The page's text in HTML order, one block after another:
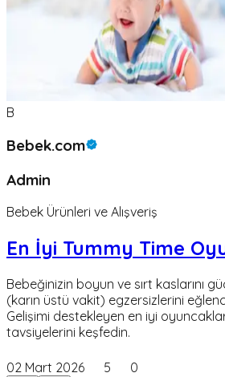
B
Bebek.com
Admin
Bebek Ürünleri ve Alışveriş
En İyi Tummy Time
Bebeğinizin boyun ve sırt kaslarını
(karın üstü vakit) egzersizlerini
Gelişimi destekleyen en iyi
tavsiyelerini keşfedin.
02 Mart 2026 5 0